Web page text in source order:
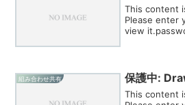
This content
Please enter
view
組み合わせ共有 保護中:
This content